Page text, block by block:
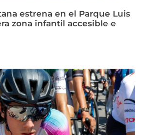
estrena en el Parque Luis
zona infantil accesible e